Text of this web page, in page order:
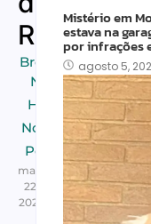
Breaking
News,
Home,
Notícias,
Politica
maio
22,
2025
Mistério em
estava na
por infrações
agosto 5,